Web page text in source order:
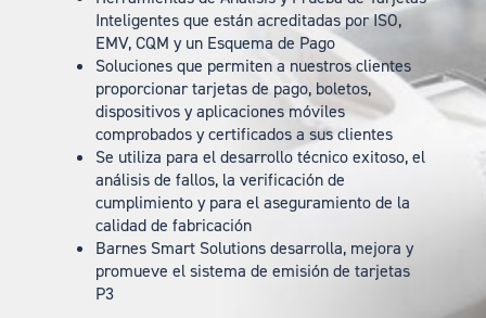
Inteligentes que están acreditadas por ISO,
EMV, CQM y un Esquema de Pago
Soluciones que permiten a nuestros clientes
proporcionar tarjetas de pago, boletos,
dispositivos y aplicaciones móviles
comprobados y certificados a sus clientes
Se utiliza para el desarrollo técnico exitoso, el
análisis de fallos, la verificación de
cumplimiento y para el aseguramiento de la
calidad de fabricación
Barnes Smart Solutions desarrolla, mejora y
promueve el sistema de emisión de tarjetas
P3